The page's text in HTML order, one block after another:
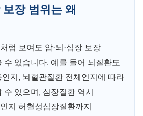
보장 범위는 왜
럼 보여도 암·뇌·심장 보장
수 있습니다. 예를 들어 뇌질환도
지, 뇌혈관질환 전체인지에 따라
수 있으며, 심장질환 역시
지 허혈성심장질환까지